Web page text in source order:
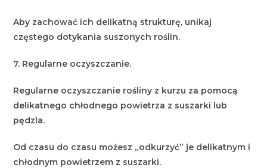
Aby zachować ich delikatną strukturę, unikaj
częstego dotykania suszonych roślin.
7. Regularne oczyszczanie.
Regularne oczyszczanie rośliny z kurzu za pomocą
delikatnego chłodnego powietrza z suszarki lub
pędzla.
Od czasu do czasu możesz „odkurzyć” je delikatnym i
chłodnym powietrzem z suszarki.